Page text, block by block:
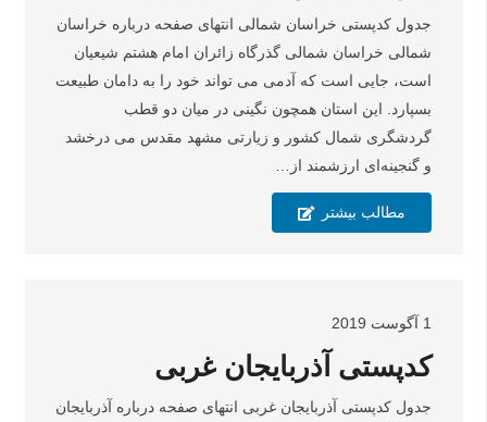
جدول کدپستی خراسان شمالی انتهای صفحه درباره خراسان
شمالی خراسان شمالی گذرگاه زائران امام هشتم شیعیان
است، جایی است که آدمی می تواند خود را به دامان طبیعت
بسپارد. این استان همچون نگینی در میان دو قطب
گردشگری شمال کشور و زیارتی مشهد مقدس می درخشد
و گنجینه‌ای ارزشمند از…
مطالب بیشتر
1 آگوست 2019
کدپستی آذربایجان غربی
جدول کدپستی آذربایجان غربی انتهای صفحه درباره آذربایجان